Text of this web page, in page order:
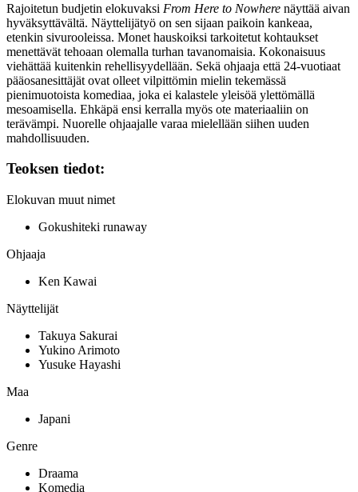
Rajoitetun budjetin elokuvaksi From Here to Nowhere näyttää aivan
hyväksyttävältä. Näyttelijätyö on sen sijaan paikoin kankeaa,
etenkin sivurooleissa. Monet hauskoiksi tarkoitetut kohtaukset
menettävät tehoaan olemalla turhan tavanomaisia. Kokonaisuus
viehättää kuitenkin rehellisyydellään. Sekä ohjaaja että 24‑vuotiaat
pääosanesittäjät ovat olleet vilpittömin mielin tekemässä
pienimuotoista komediaa, joka ei kalastele yleisöä ylettömällä
mesoamisella. Ehkäpä ensi kerralla myös ote materiaaliin on
terävämpi. Nuorelle ohjaajalle varaa mielellään siihen uuden
mahdollisuuden.
Teoksen tiedot:
Elokuvan muut nimet
Gokushiteki runaway
Ohjaaja
Ken Kawai
Näyttelijät
Takuya Sakurai
Yukino Arimoto
Yusuke Hayashi
Maa
Japani
Genre
Draama
Komedia